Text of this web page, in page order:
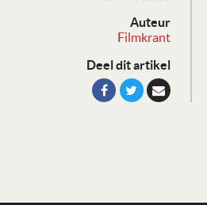
Auteur
Filmkrant
Deel dit artikel